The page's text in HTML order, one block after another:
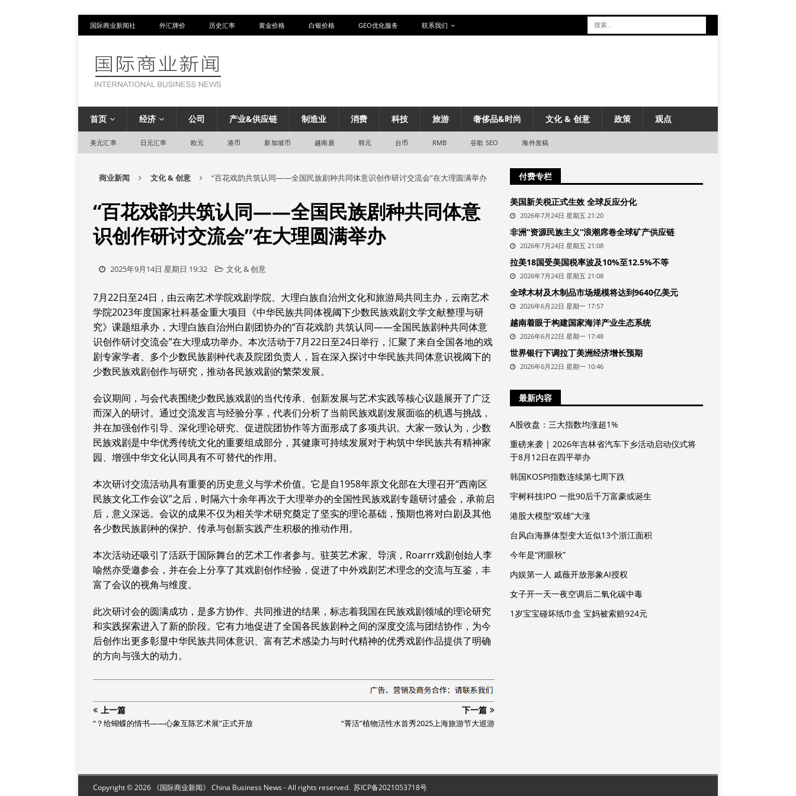
国际商业新闻社 外汇牌价 历史汇率 黄金价格 白银价格 GEO优化服务 联系我们
首页 经济 公司 产业&供应链 制造业 消费 科技 旅游 奢侈品&时尚 文化 & 创意 政策 观点
美元汇率 日元汇率 欧元 港币 新加坡币 越南盾 韩元 台币 RMB 谷歌 SEO 海外发稿
商业新闻 文化 & 创意 “百花戏韵共筑认同——全国民族剧种共同体意识创作研讨交流会”在大理圆满举办
“百花戏韵共筑认同——全国民族剧种共同体意
识创作研讨交流会”在大理圆满举办
2025年9月14日 星期日 19:32 文化 & 创意
7月22日至24日，由云南艺术学院戏剧学院、大理白族自治州文化和旅游局共同主办，云南艺术
学院2023年度国家社科基金重大项目《中华民族共同体视阈下少数民族戏剧文学文献整理与研
究》课题组承办，大理白族自治州白剧团协办的“百花戏韵 共筑认同——全国民族剧种共同体意
识创作研讨交流会”在大理成功举办。本次活动于7月22日至24日举行，汇聚了来自全国各地的戏
剧专家学者、多个少数民族剧种代表及院团负责人，旨在深入探讨中华民族共同体意识视阈下的
少数民族戏剧创作与研究，推动各民族戏剧的繁荣发展。
会议期间，与会代表围绕少数民族戏剧的当代传承、创新发展与艺术实践等核心议题展开了广泛
而深入的研讨。通过交流发言与经验分享，代表们分析了当前民族戏剧发展面临的机遇与挑战，
并在加强创作引导、深化理论研究、促进院团协作等方面形成了多项共识。大家一致认为，少数
民族戏剧是中华优秀传统文化的重要组成部分，其健康可持续发展对于构筑中华民族共有精神家
园、增强中华文化认同具有不可替代的作用。
本次研讨交流活动具有重要的历史意义与学术价值。它是自1958年原文化部在大理召开“西南区
民族文化工作会议”之后，时隔六十余年再次于大理举办的全国性民族戏剧专题研讨盛会，承前启
后，意义深远。会议的成果不仅为相关学术研究奠定了坚实的理论基础，预期也将对白剧及其他
各少数民族剧种的保护、传承与创新实践产生积极的推动作用。
本次活动还吸引了活跃于国际舞台的艺术工作者参与。驻英艺术家、导演，Roarrr戏剧创始人李
喻然亦受邀参会，并在会上分享了其戏剧创作经验，促进了中外戏剧艺术理念的交流与互鉴，丰
富了会议的视角与维度。
此次研讨会的圆满成功，是多方协作、共同推进的结果，标志着我国在民族戏剧领域的理论研究
和实践探索进入了新的阶段。它有力地促进了全国各民族剧种之间的深度交流与团结协作，为今
后创作出更多彰显中华民族共同体意识、富有艺术感染力与时代精神的优秀戏剧作品提供了明确
的方向与强大的动力。
上一篇
“？给蝴蝶的情书——心象互陈艺术展”正式开放
下一篇
“菁活”植物活性水首秀2025上海旅游节大巡游
付费专栏
美国新关税正式生效 全球反应分化
2026年7月24日 星期五 21:20
非洲“资源民族主义”浪潮席卷全球矿产供应链
2026年7月24日 星期五 21:08
拉美18国受美国税率波及10%至12.5%不等
2026年7月24日 星期五 21:08
全球木材及木制品市场规模将达到9640亿美元
2026年6月22日 星期一 17:57
越南着眼于构建国家海洋产业生态系统
2026年6月22日 星期一 17:48
世界银行下调拉丁美洲经济增长预期
2026年6月22日 星期一 10:46
最新内容
A股收盘：三大指数均涨超1%
重磅来袭 | 2026年吉林省汽车下乡活动启动仪式将
于8月12日在四平举办
韩国KOSPI指数连续第七周下跌
宇树科技IPO 一批90后千万富豪或诞生
港股大模型“双雄”大涨
台风白海豚体型变大近似13个浙江面积
今年是“闭眼秋”
内娱第一人 戚薇开放形象AI授权
女子开一天一夜空调后二氧化碳中毒
1岁宝宝碰坏纸巾盒 宝妈被索赔924元
Copyright © 2026 《国际商业新闻》 China Business News - All rights reserved. 苏ICP备2021053718号